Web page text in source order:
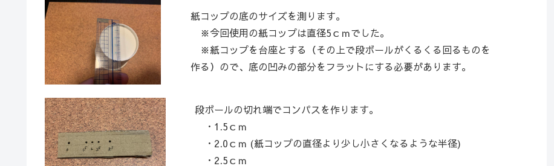
紙コップの底のサイズを測ります。
※今回使用の紙コップは直径5ｃｍでした。
※紙コップを台座とする（その上で段ボールがくるくる回るものを
作る）ので、底の凹みの部分をフラットにする必要があります。
段ボールの切れ端でコンパスを作ります。
・1.5ｃｍ
・2.0ｃｍ (紙コップの直径より少し小さくなるような半径)
・2.5ｃｍ